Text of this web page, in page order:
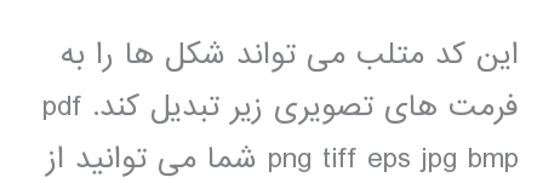
این کد متلب می تواند شکل ها را به
فرمت های تصویری زیر تبدیل کند. pdf
png tiff eps jpg bmp شما می توانید از